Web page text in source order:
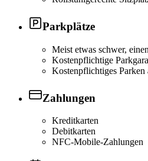
Parkplätze
Meist etwas schwer,
Kostenpflichtige
Kostenpflichtiges Parken
Zahlungen
Kreditkarten
Debitkarten
NFC-Mobile-Zahlungen